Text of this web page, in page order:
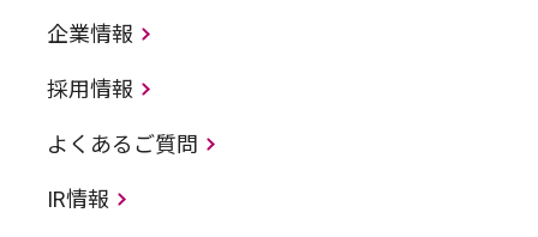
企業情報
採用情報
よくあるご質問
IR情報